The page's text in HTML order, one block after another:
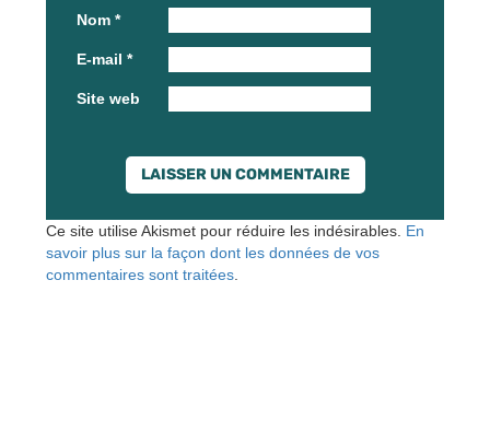
Nom *
E-mail *
Site web
Ce site utilise Akismet pour réduire les indésirables. En
savoir plus sur la façon dont les données de vos
commentaires sont traitées